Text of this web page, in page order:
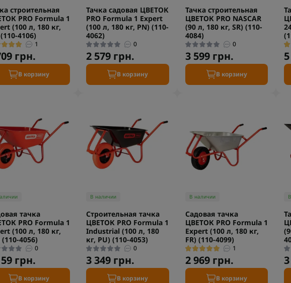
строительная
PRO Formula 1
(100 л, 180 кг,
4106)
1
грн.
В корзину
Тачка садовая ЦВЕТОК
PRO Formula 1 Expert
(100 л, 180 кг, PN) (110-
4062)
0
2 579 грн.
В корзину
Тачка строительная
ЦВЕТОК PRO NASCAR
(90 л, 180 кг, SR) (110-
4084)
0
3 599 грн.
В корзину
тачка
PRO Formula 1
(100 л, 180 кг,
(110-4056)
0
грн.
В корзину
В наличии
Строительная тачка
ЦВЕТОК PRO Formula 1
Industrial (100 л, 180
кг, PU) (110-4053)
0
3 349 грн.
В корзину
В наличии
Садовая тачка
ЦВЕТОК PRO Formula 1
Expert (100 л, 180 кг,
FR) (110-4099)
1
2 969 грн.
В корзину